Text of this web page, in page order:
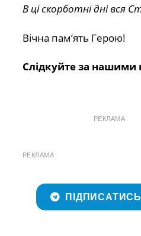
В ці скорботні дні вся
Вічна пам’ять Герою!
Слідкуйте за нашими
РЕКЛАМА
РЕКЛАМА